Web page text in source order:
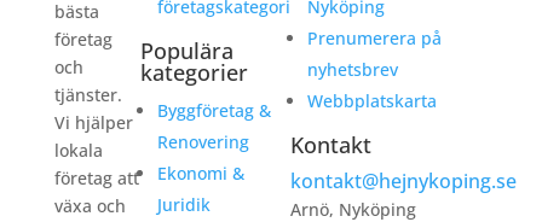
bästa
företag
och
tjänster.
Vi hjälper
lokala
företag att
växa och
företagskategori
Populära
kategorier
Byggföretag &
Renovering
Ekonomi &
Juridik
Nyköping
Prenumerera på
nyhetsbrev
Webbplatskarta
Kontakt
kontakt@hejnykoping.se
Arnö, Nyköping